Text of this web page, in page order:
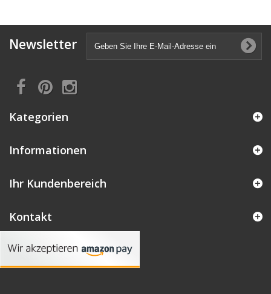
Newsletter
Kategorien
Informationen
Ihr Kundenbereich
Kontakt